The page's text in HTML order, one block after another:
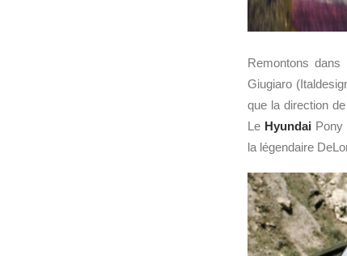
Remontons
Giugiaro
que la direction de
Le Hyundai Pony
la légendaire